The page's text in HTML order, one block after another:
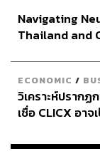
Navigating
Thailand and
ECONOMIC /
วิเคราะห์ปราก
เชื่อ CLICX อา
เรือนไทยที่ถูกซุก